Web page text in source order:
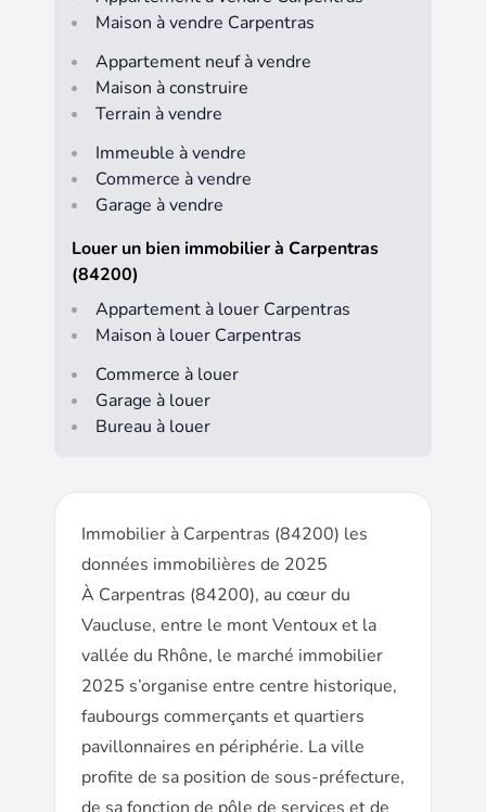
Maison à vendre Carpentras
Appartement neuf à vendre
Maison à construire
Terrain à vendre
Immeuble à vendre
Commerce à vendre
Garage à vendre
Louer un bien immobilier à Carpentras
(84200)
Appartement à louer Carpentras
Maison à louer Carpentras
Commerce à louer
Garage à louer
Bureau à louer
Immobilier à Carpentras (84200) les
données immobilières de 2025
À Carpentras (84200), au cœur du
Vaucluse, entre le mont Ventoux et la
vallée du Rhône, le marché immobilier
2025 s’organise entre centre historique,
faubourgs commerçants et quartiers
pavillonnaires en périphérie. La ville
profite de sa position de sous-préfecture,